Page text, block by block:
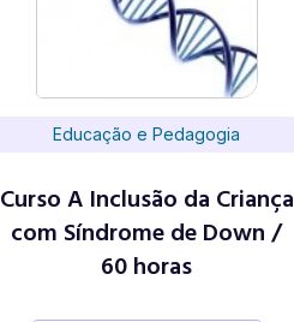
Educação e Pedagogia
Curso A Inclusão da Criança
com Síndrome de Down /
60 horas